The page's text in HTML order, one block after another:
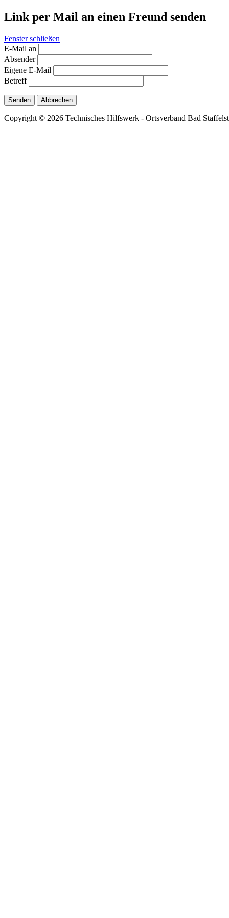
Link per Mail an einen Freund senden
Fenster schließen
E-Mail an
Absender
Eigene E-Mail
Betreff
Senden Abbrechen
Copyright © 2026 Technisches Hilfswerk - Ortsverband Bad